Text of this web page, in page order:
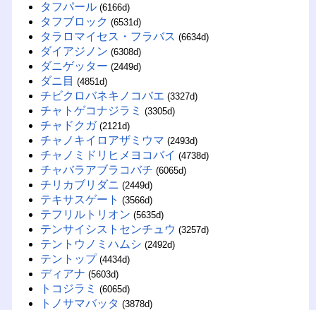
タフパール (6166d)
タフブロック (6531d)
タラロマイセス・フラバス (6634d)
ダイアジノン (6308d)
ダニゲッター (2449d)
ダニ目 (4851d)
チビクロバネキノコバエ (3327d)
チャトゲコナジラミ (3305d)
チャドクガ (2121d)
チャノキイロアザミウマ (2493d)
チャノミドリヒメヨコバイ (4738d)
チャバラアブラコバチ (6065d)
チリカブリダニ (2449d)
テキサスゲート (3566d)
テフリルトリオン (5635d)
テンサイシストセンチュウ (3257d)
テントウノミハムシ (2492d)
テントップ (4434d)
ディアナ (5603d)
トコジラミ (6065d)
トノサマバッタ (3878d)